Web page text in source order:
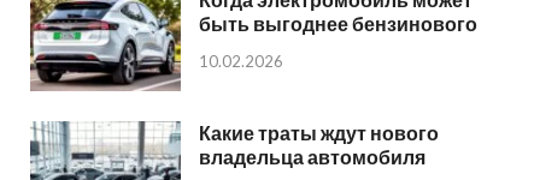
быть выгоднее бензинового
10.02.2026
Какие траты ждут нового
владельца автомобиля